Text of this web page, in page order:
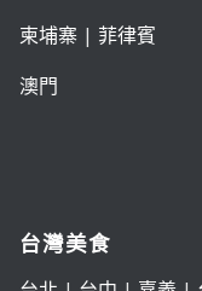
柬埔寨 | 菲律賓
澳門
台灣美食